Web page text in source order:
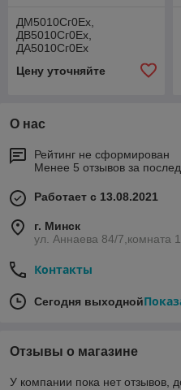
ДМ5010Сг0Ех,
ДВ5010Сг0Ех,
ДА5010Сг0Ех
вакуумметры,
Цену уточняйте
О нас
Рейтинг не сформирован
Менее 5 отзывов за
Работает с 13.08.2021
г. Минск
ул. Аннаева 84/7,комната
Контакты
Сегодня выходной
Отзывы о магазине
У компании пока нет отзывов,